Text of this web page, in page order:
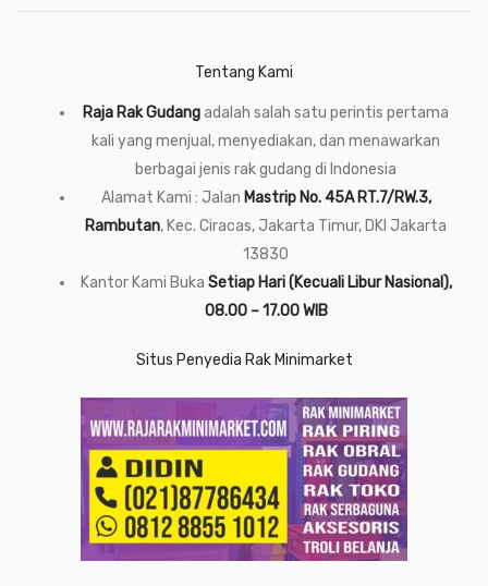
Tentang Kami
Raja Rak Gudangadalah salah satu perintis pertama
kali yang menjual, menyediakan, dan menawarkan
berbagai jenis rak gudang di Indonesia
Alamat Kami : Jalan Mastrip No. 45A RT.7/RW.3,
Rambutan, Kec. Ciracas, Jakarta Timur, DKI Jakarta
13830
Kantor Kami Buka Setiap Hari (Kecuali Libur Nasional),
08.00 – 17.00 WIB
Situs Penyedia Rak Minimarket